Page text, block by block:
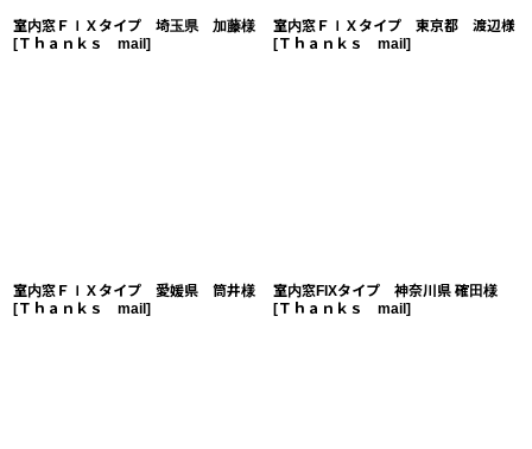
室内窓ＦＩＸタイプ 埼玉県 加藤様
[Ｔｈａｎｋｓ mail ]
室内窓ＦＩＸタイプ 東京都 渡辺様
[Ｔｈａｎｋｓ mail ]
室内窓ＦＩＸタイプ 愛媛県 筒井様
[Ｔｈａｎｋｓ mail ]
室内窓FIXタイプ 神奈川県 確田様
[Ｔｈａｎｋｓ mail ]